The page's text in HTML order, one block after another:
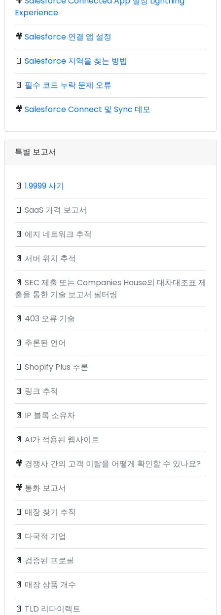
Experience
🎥 Salesforce 연결 앱 설정
📄 Salesforce 지역을 찾는 방법
📄 필수 코드 누락 문제 오류
🎥 Salesforce Connect 및 Sync 데모
특별 보고서
📄 1.9999 사기
📄 SaaS 가격 보고서
📄 에지 네트워크 추적
📄 서버 위치 추적
📄 SEC 제출 또는 Companies House의 대차대조표 제
출을 통한 기술 보고서 필터링
📄 403 오류 기술
📄 추론된 언어
📄 Shopify Plus 추론
📄 링크 추적
📄 IP 블록 소유자
📄 AI가 적용된 웹사이트
🎥 경쟁사 간의 고객 이탈을 어떻게 확인할 수 있나요?
🎥 통화 보고서
📄 매장 찾기 추적
📄 다국적 기업
📄 검증된 프로필
📄 매장 상품 개수
📄 TLD 리다이렉트